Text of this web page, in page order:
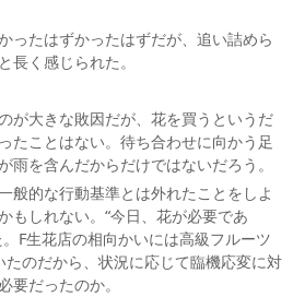
ったはずかったはずだが、追い詰めら
長く感じられた。
が大きな敗因だが、花を買うというだ
たことはない。待ち合わせに向かう足
雨を含んだからだけではないだろう。
般的な行動基準とは外れたことをしよ
もしれない。“今日、花が必要であ
F生花店の相向かいには高級フルーツ
たのだから、状況に応じて臨機応変に対
要だったのか。